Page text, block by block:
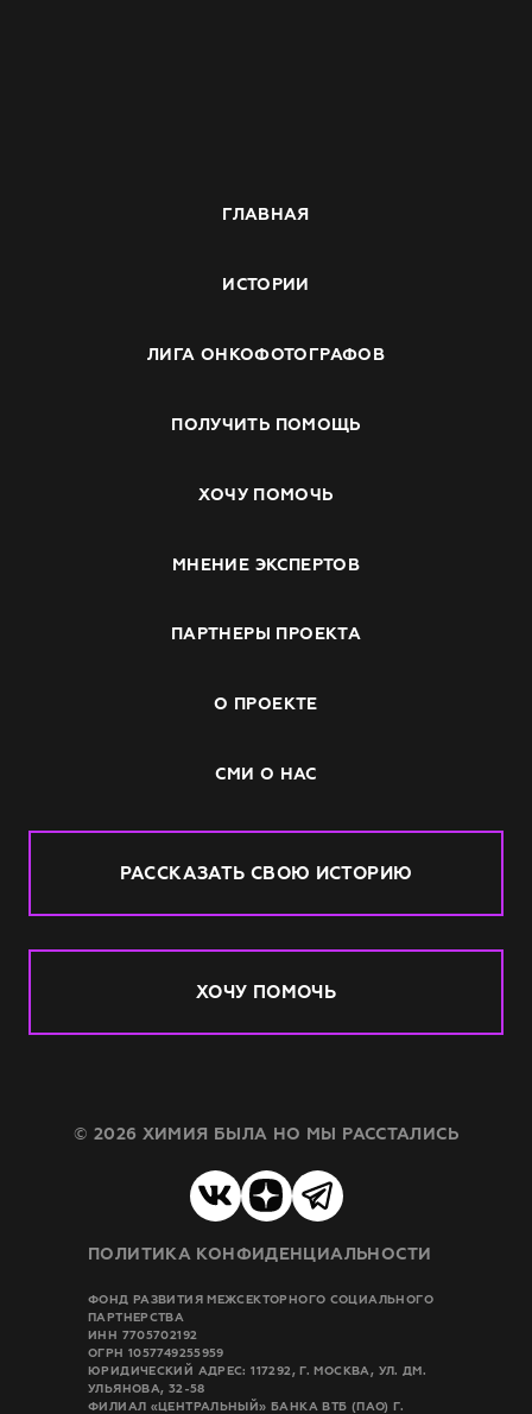
ГЛАВНАЯ
ИСТОРИИ
ЛИГА ОНКОФОТОГРАФОВ
ПОЛУЧИТЬ ПОМОЩЬ
ХОЧУ ПОМОЧЬ
МНЕНИЕ ЭКСПЕРТОВ
ПАРТНЕРЫ ПРОЕКТА
О ПРОЕКТЕ
СМИ О НАС
РАССКАЗАТЬ СВОЮ ИСТОРИЮ
ХОЧУ ПОМОЧЬ
© 2026 ХИМИЯ БЫЛА НО МЫ РАССТАЛИСЬ
ПОЛИТИКА КОНФИДЕНЦИАЛЬНОСТИ
ФОНД РАЗВИТИЯ МЕЖСЕКТОРНОГО СОЦИАЛЬНОГО
ПАРТНЕРСТВА
ИНН 7705702192
ОГРН 1057749255959
ЮРИДИЧЕСКИЙ АДРЕС: 117292, Г. МОСКВА, УЛ. ДМ.
УЛЬЯНОВА, 32-58
ФИЛИАЛ «ЦЕНТРАЛЬНЫЙ» БАНКА ВТБ (ПАО) Г.